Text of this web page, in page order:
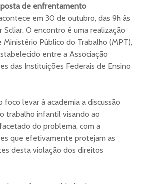
de enfrentamento
em 30 de outubro, das 9h às
Scliar. O encontro é uma realização
Ministério Público do Trabalho (MPT),
entre a Associação
das Instituições Federais de Ensino
levar à academia a discussão
trabalho infantil visando ao
do problema, com a
que efetivamente protejam as
desta violação dos direitos